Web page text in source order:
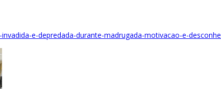
e-depredada-durante-madrugada-motivacao-e-